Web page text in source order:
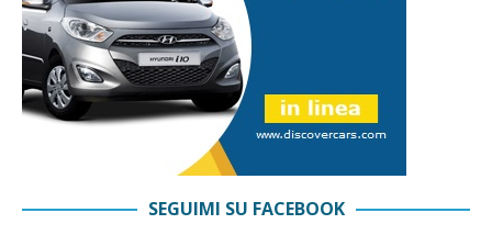
SEGUIMI SU FACEBOOK